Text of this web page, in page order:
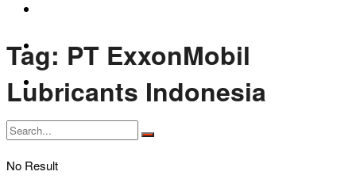
Bikers Cars
Tentang Kami
No Result
Tag: PT ExxonMobil
Lubricants Indonesia